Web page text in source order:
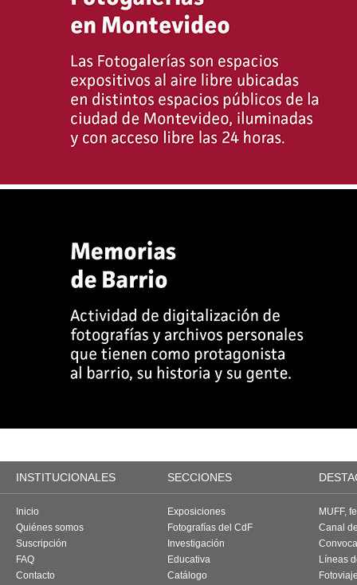
INSTITUCIONALES SECCIONES
Inicio
Quiénes somos
Suscripción
FAQ
Contacto
Exposiciones
Fotografías del CdF
Investigación
Educativa
Catálogo
MUFF,
Canal
Líneas